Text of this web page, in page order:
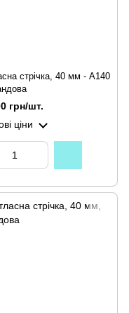
стрічка, 40 мм - А140
грн/шт.
ціни